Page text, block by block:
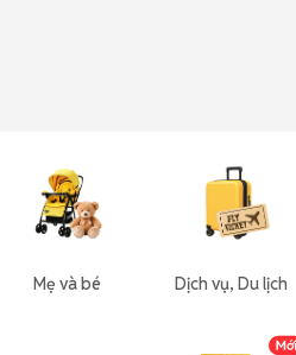
Mẹ và bé Dịch vụ, Du lịch